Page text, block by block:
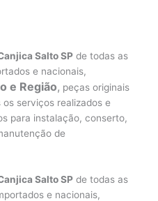
Salto SP de todas as
e nacionais,
e Região, peças originais
serviços realizados e
para instalação, conserto,
de
Salto SP de todas as
e nacionais,